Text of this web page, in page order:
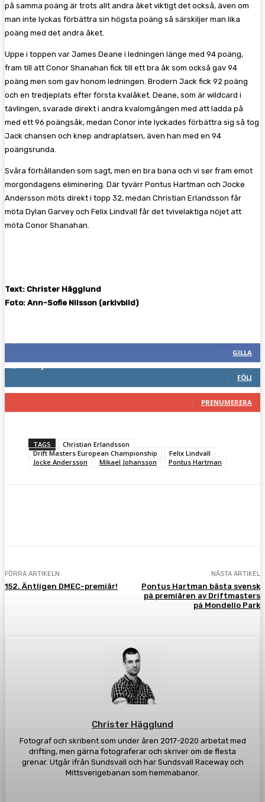
på samma poäng är trots allt andra åket viktigt det också, även om
man inte lyckas förbättra sin högsta poäng så särskiljer man lika
poäng med det andra åket.
Uppe i toppen var James Deane i ledningen länge med 94 poäng,
fram till att Conor Shanahan fick till ett bra åk som också gav 94
poäng men som gav honom ledningen. Brodern Jack fick 92 poäng
och en tredjeplats efter första kvalåket. Deane, som är wildcard i
tävlingen, svarade direkt i andra kvalomgången med att ladda på
med ett 96 poängsåk, medan Conor inte lyckades förbättra sig så tog
Jack chansen och knep andraplatsen, även han med en 94
poängsrunda.
Svåra förhållanden som sagt, men en bra bana och vi ser fram emot
morgondagens eliminering. Där tyvärr Pontus Hartman och Jocke
Andersson möts direkt i topp 32, medan Christian Erlandsson får
möta Dylan Garvey och Felix Lindvall får det tvivelaktiga nöjet att
möta Conor Shanahan.
Text: Christer Hägglund
Foto: Ann-Sofie Nilsson (arkivbild)
GILLA
FÖLJ
PRENUMERERA
TAGS
Christian Erlandsson
Drift Masters European Championship
Felix Lindvall
Jocke Andersson
Mikael Johansson Pontus Hartman
FÖRRA ARTIKELN
152. Äntligen DMEC-premiär!
NÄSTA ARTIKEL
Pontus Hartman bästa svensk
på premiären av Driftmasters
på Mondello Park
Christer Hägglund
Fotograf och skribent som under åren 2017-2020 arbetat med
drifting, men gärna fotograferar och skriver om de flesta
grenar. Utgår ifrån Sundsvall och har Sundsvall Raceway och
Mittsverigebanan som hemmabanor.